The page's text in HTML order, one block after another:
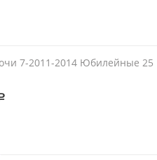
7-2011-2014 Юбилейные 25